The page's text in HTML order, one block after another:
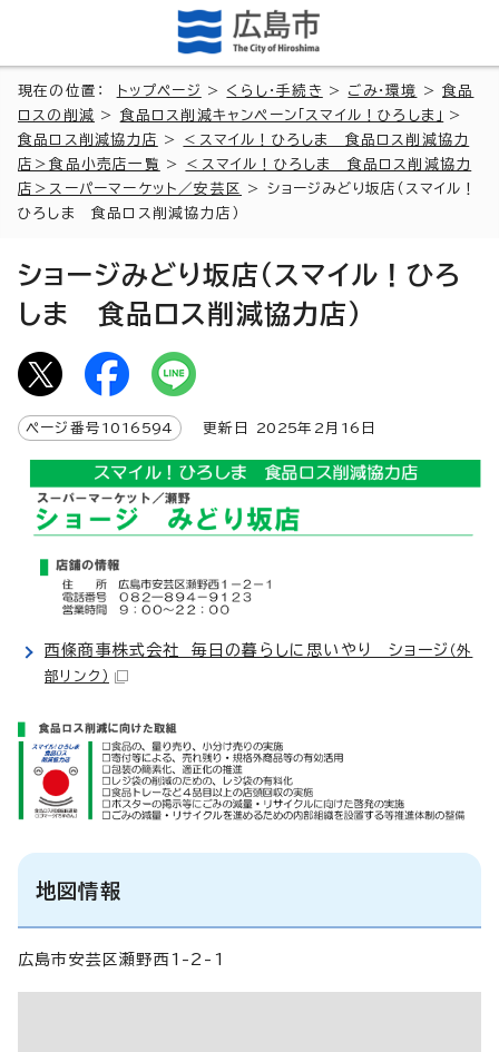
現在の位置： トップページ > くらし・手続き > ごみ・環境 >食品
ロスの削減 > 食品ロス削減キャンペーン「スマイル！ひろしま」
>
食品ロス削減協力店
>
＜スマイル！ひろしま 食品ロス削減協力
店＞食品小売店一覧
>
＜スマイル！ひろしま 食品ロス削減協力
店＞スーパーマーケット／安芸区
> ショージみどり坂店（スマイル！
ひろしま 食品ロス削減協力店）
ショージみどり坂店（スマイル！ひろ
しま 食品ロス削減協力店）
ページ番号 1016594 更新日 2025年2月 16 日
西條商事株式会社 毎日の暮らしに思いやり ショージ （外
部リンク）
地図情報
広島市安芸区瀬野西1-2-1